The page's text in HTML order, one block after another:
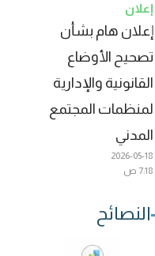
إعلان
إعلان هام بشأن
تصحيح الأوضاع
القانونية والإدارية
لمنظمات المجتمع
المدني
2026-05-18
7:18 ص
النصائح